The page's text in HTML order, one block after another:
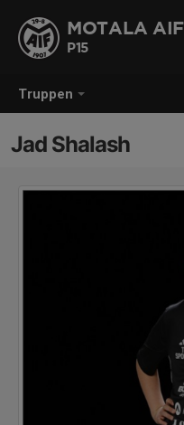
Truppen
MOTALA
P15
Jad Shalash